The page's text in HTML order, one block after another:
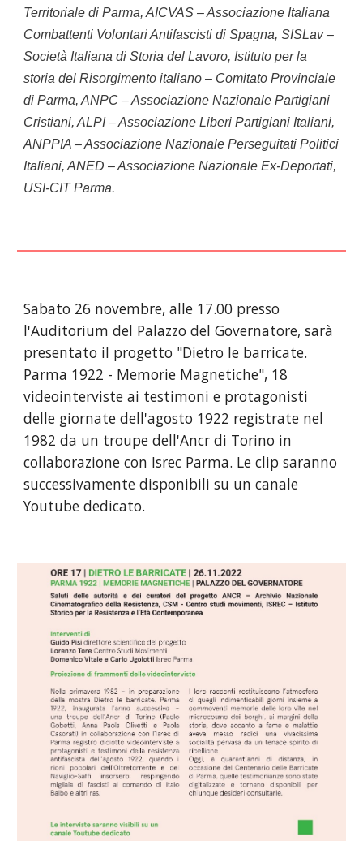
Territoriale di Parma, AICVAS – Associazione Italiana
Combattenti Volontari Antifascisti di Spagna, SISLav –
Società Italiana di Storia del Lavoro, Istituto per la
storia del Risorgimento italiano – Comitato Provinciale
di Parma, ANPC – Associazione Nazionale Partigiani
Cristiani, ALPI – Associazione Liberi Partigiani Italiani,
ANPPIA – Associazione Nazionale Perseguitati Politici
Italiani, ANED – Associazione Nazionale Ex-Deportati,
USI-CIT Parma.
Sabato 26 novembre, alle 17.00 presso
l'Auditorium del Palazzo del Governatore, sarà
presentato il progetto "Dietro le barricate.
Parma 1922 - Memorie Magnetiche", 18
videointerviste ai testimoni e protagonisti
delle giornate dell'agosto 1922 registrate nel
1982 da un troupe dell'Ancr di Torino in
collaborazione con Isrec Parma. Le clip saranno
successivamente disponibili su un canale
Youtube dedicato.